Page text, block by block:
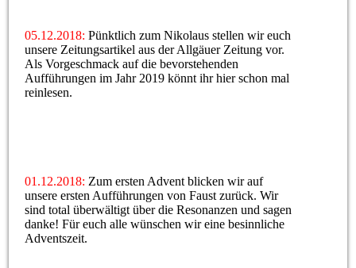
05.12.2018:Pünktlich zum Nikolaus stellen wir euch
unsere Zeitungsartikel aus der Allgäuer Zeitung vor.
Als Vorgeschmack auf die bevorstehenden
Aufführungen im Jahr 2019 könnt ihr hier schon mal
reinlesen.
01.12.2018: Zum ersten Advent blicken wir auf
unsere ersten Aufführungen von Faust zurück. Wir
sind total überwältigt über die Resonanzen und sagen
danke! Für euch alle wünschen wir eine besinnliche
Adventszeit.